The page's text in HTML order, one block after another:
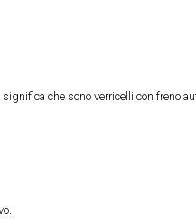
che sono verricelli con freno